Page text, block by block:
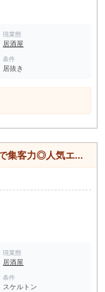
現業態
居酒屋
条件
居抜き
の使いやすい広さの物件
現業態
居酒屋
条件
スケルトン